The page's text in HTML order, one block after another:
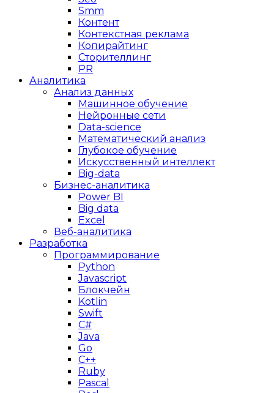
Smm
Контент
Контекстная реклама
Копирайтинг
Сторителлинг
PR
Аналитика
Анализ данных
Машинное обучение
Нейронные сети
Data-science
Математический анализ
Глубокое обучение
Искусственный интеллект
Big-data
Бизнес-аналитика
Power BI
Big data
Excel
Веб-аналитика
Разработка
Программирование
Python
Javascript
Блокчейн
Kotlin
Swift
C#
Java
Go
C++
Ruby
Pascal